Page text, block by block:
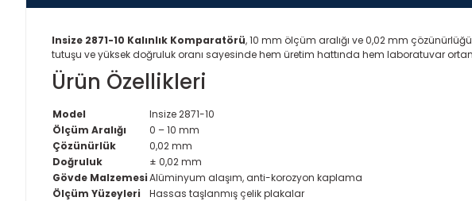
Insize 2871-10 Kalınlık Komparatörü, 10 mm ölçüm aralığı ve 0,02 mm
tutuşu ve yüksek doğruluk oranı sayesinde hem üretim hattında hem laboratuvar
Ürün Özellikleri
Model
Insize 2871-10
Ölçüm Aralığı
0 – 10 mm
Çözünürlük
0,02 mm
Doğruluk
± 0,02 mm
Gövde MalzemesiAlüminyum alaşım, anti-korozyon kaplama
Ölçüm Yüzeyleri
Hassas taşlanmış çelik plakalar